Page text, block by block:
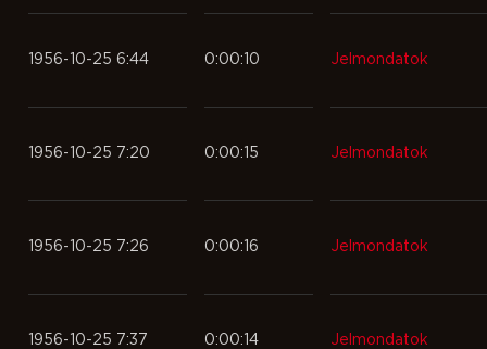
1956-10-25 6:44 0:00:10 Jelmondatok
1956-10-25 7:20 0:00:15 Jelmondatok
1956-10-25 7:26 0:00:16 Jelmondatok
1956-10-25 7:37 0:00:14 Jelmondatok